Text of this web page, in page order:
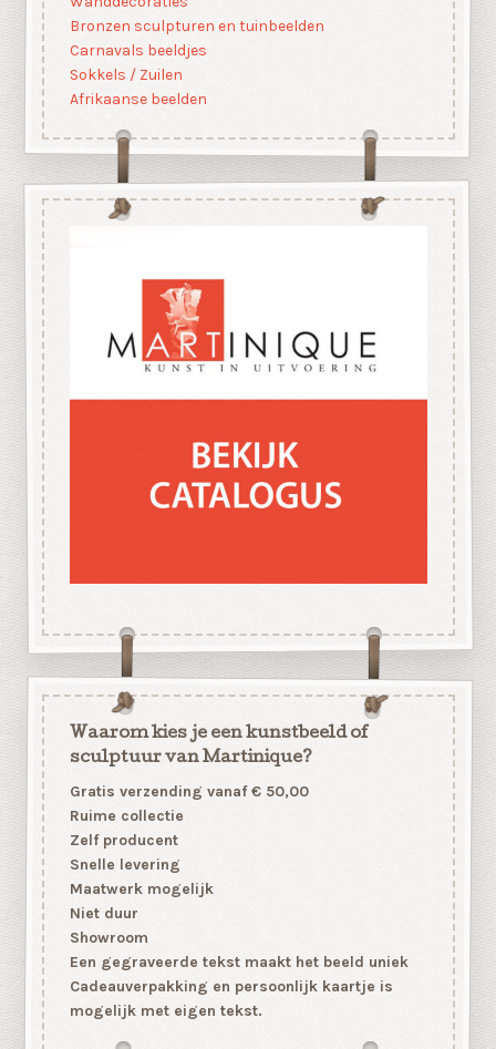
Bronzen sculpturen en tuinbeelden
Carnavals beeldjes
Sokkels / Zuilen
Afrikaanse beelden
Waarom kies je een kunstbeeld of
sculptuur van Martinique?
Gratis verzending vanaf € 50,00
Ruime collectie
Zelf producent
Snelle levering
Maatwerk mogelijk
Niet duur
Showroom
Een gegraveerde tekst maakt het beeld uniek
Cadeauverpakking en persoonlijk kaartje is
mogelijk met eigen tekst.